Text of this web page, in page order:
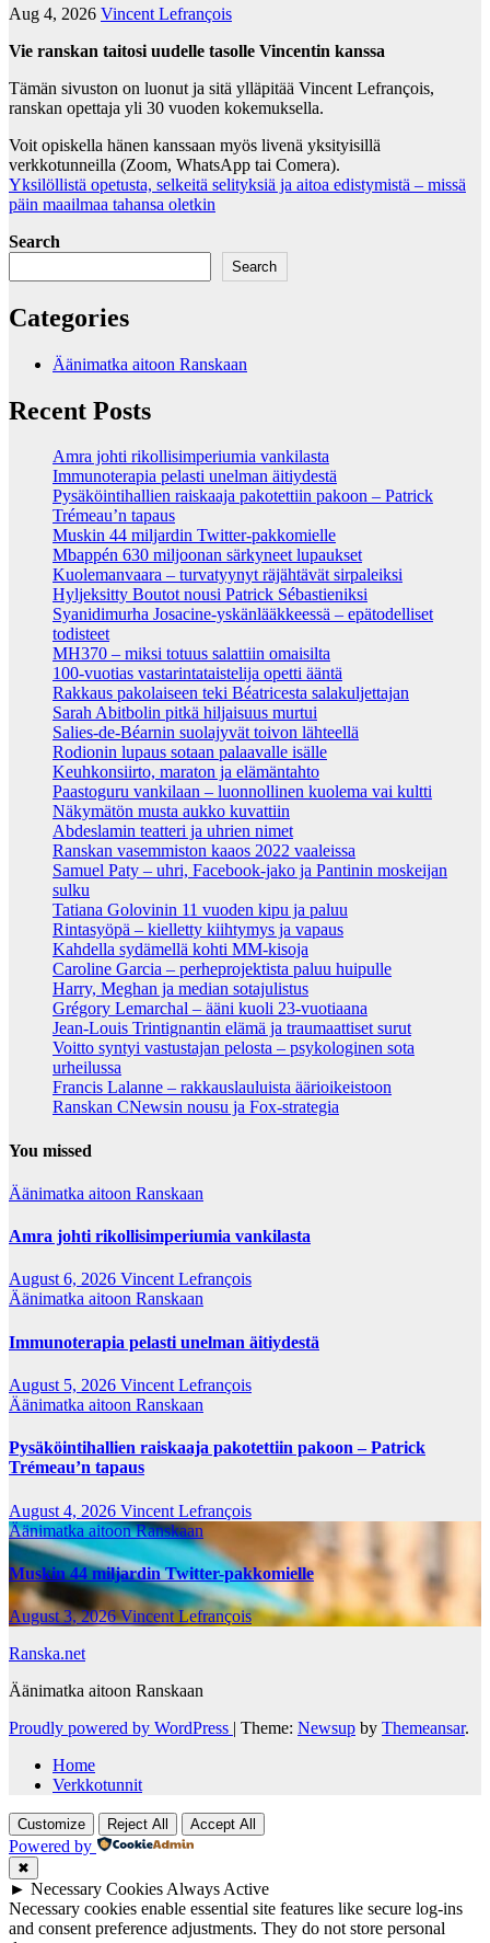
Aug 4, 2026 Vincent Lefrançois
Vie ranskan taitosi uudelle tasolle Vincentin kanssa
Tämän sivuston on luonut ja sitä ylläpitää Vincent Lefrançois,
ranskan opettaja yli 30 vuoden kokemuksella.
Voit opiskella hänen kanssaan myös livenä yksityisillä
verkkotunneilla (Zoom, WhatsApp tai Comera).
Yksilöllistä opetusta, selkeitä selityksiä ja aitoa edistymistä – missä
päin maailmaa tahansa oletkin
Search
Search
Categories
Äänimatka aitoon Ranskaan
Recent Posts
Amra johti rikollisimperiumia vankilasta
Immunoterapia pelasti unelman äitiydestä
Pysäköintihallien raiskaaja pakotettiin pakoon – Patrick
Trémeau’n tapaus
Muskin 44 miljardin Twitter-pakkomielle
Mbappén 630 miljoonan särkyneet lupaukset
Kuolemanvaara – turvatyynyt räjähtävät sirpaleiksi
Hyljeksitty Boutot nousi Patrick Sébastieniksi
Syanidimurha Josacine-yskänlääkkeessä – epätodelliset
todisteet
MH370 – miksi totuus salattiin omaisilta
100-vuotias vastarintataistelija opetti ääntä
Rakkaus pakolaiseen teki Béatricesta salakuljettajan
Sarah Abitbolin pitkä hiljaisuus murtui
Salies-de-Béarnin suolajyvät toivon lähteellä
Rodionin lupaus sotaan palaavalle isälle
Keuhkonsiirto, maraton ja elämäntahto
Paastoguru vankilaan – luonnollinen kuolema vai kultti
Näkymätön musta aukko kuvattiin
Abdeslamin teatteri ja uhrien nimet
Ranskan vasemmiston kaaos 2022 vaaleissa
Samuel Paty – uhri, Facebook-jako ja Pantinin moskeijan
sulku
Tatiana Golovinin 11 vuoden kipu ja paluu
Rintasyöpä – kielletty kiihtymys ja vapaus
Kahdella sydämellä kohti MM-kisoja
Caroline Garcia – perheprojektista paluu huipulle
Harry, Meghan ja median sotajulistus
Grégory Lemarchal – ääni kuoli 23-vuotiaana
Jean-Louis Trintignantin elämä ja traumaattiset surut
Voitto syntyi vastustajan pelosta – psykologinen sota
urheilussa
Francis Lalanne – rakkauslauluista äärioikeistoon
Ranskan CNewsin nousu ja Fox-strategia
You missed
Äänimatka aitoon Ranskaan
Amra johti rikollisimperiumia vankilasta
August 6, 2026 Vincent Lefrançois
Äänimatka aitoon Ranskaan
Immunoterapia pelasti unelman äitiydestä
August 5, 2026 Vincent Lefrançois
Äänimatka aitoon Ranskaan
Pysäköintihallien raiskaaja pakotettiin pakoon – Patrick
Trémeau’n tapaus
August 4, 2026 Vincent Lefrançois
Äänimatka aitoon Ranskaan
Muskin 44 miljardin Twitter-pakkomielle
August 3, 2026Vincent Lefrançois
Ranska.net
Äänimatka aitoon Ranskaan
Proudly powered by WordPress | Theme: Newsup by Themeansar.
Home
Verkkotunnit
Customize Reject All Accept All
Powered by
✖
► Necessary Cookies Always Active
Necessary cookies enable essential site features like secure log-ins
and consent preference adjustments. They do not store personal